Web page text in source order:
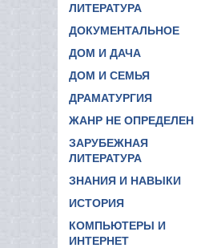
ЛИТЕРАТУРА
ДОКУМЕНТАЛЬНОЕ
ДОМ И ДАЧА
ДОМ И СЕМЬЯ
ДРАМАТУРГИЯ
ЖАНР НЕ ОПРЕДЕЛЕН
ЗАРУБЕЖНАЯ
ЛИТЕРАТУРА
ЗНАНИЯ И НАВЫКИ
ИСТОРИЯ
КОМПЬЮТЕРЫ И
ИНТЕРНЕТ